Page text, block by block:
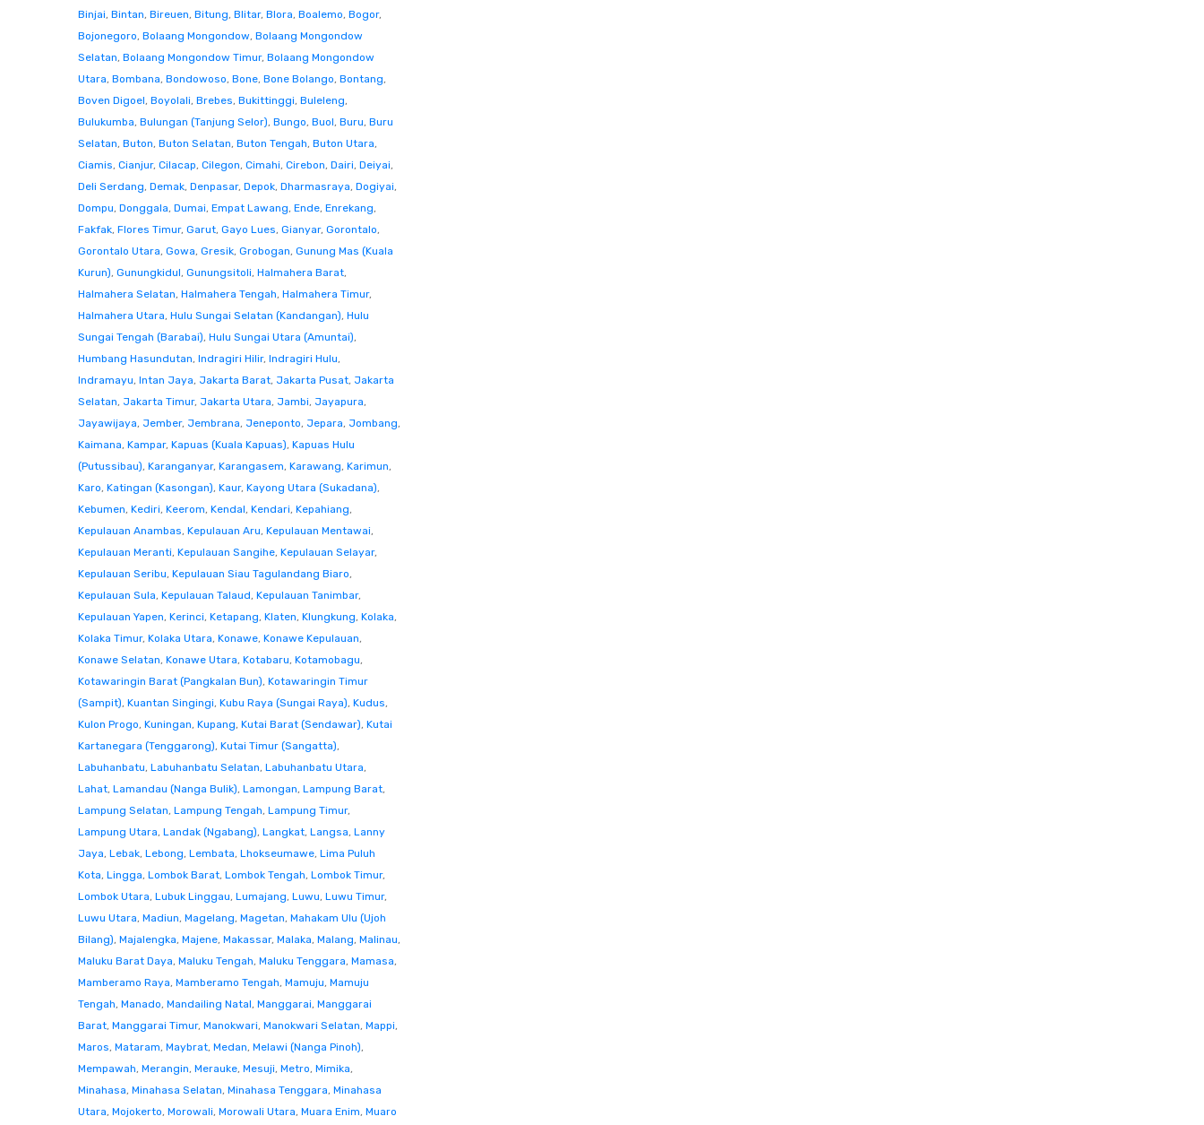
Binjai, Bintan, Bireuen, Bitung, Blitar, Blora, Boalemo, Bogor,
Bojonegoro, Bolaang Mongondow, Bolaang Mongondow
Selatan, Bolaang Mongondow Timur, Bolaang Mongondow
Utara, Bombana, Bondowoso, Bone, Bone Bolango, Bontang,
Boven Digoel, Boyolali, Brebes, Bukittinggi, Buleleng,
Bulukumba, Bulungan (Tanjung Selor), Bungo, Buol, Buru, Buru
Selatan, Buton, Buton Selatan, Buton Tengah, Buton Utara,
Ciamis, Cianjur, Cilacap, Cilegon, Cimahi, Cirebon, Dairi, Deiyai,
Deli Serdang, Demak, Denpasar, Depok, Dharmasraya, Dogiyai,
Dompu, Donggala, Dumai, Empat Lawang, Ende, Enrekang,
Fakfak, Flores Timur, Garut, Gayo Lues, Gianyar, Gorontalo,
Gorontalo Utara, Gowa, Gresik, Grobogan, Gunung Mas (Kuala
Kurun), Gunungkidul, Gunungsitoli, Halmahera Barat,
Halmahera Selatan, Halmahera Tengah, Halmahera Timur,
Halmahera Utara, Hulu Sungai Selatan (Kandangan), Hulu
Sungai Tengah (Barabai), Hulu Sungai Utara (Amuntai),
Humbang Hasundutan, Indragiri Hilir, Indragiri Hulu,
Indramayu, Intan Jaya, Jakarta Barat, Jakarta Pusat, Jakarta
Selatan, Jakarta Timur, Jakarta Utara, Jambi, Jayapura,
Jayawijaya, Jember, Jembrana, Jeneponto, Jepara, Jombang,
Kaimana, Kampar, Kapuas (Kuala Kapuas), Kapuas Hulu
(Putussibau), Karanganyar, Karangasem, Karawang, Karimun,
Karo, Katingan (Kasongan), Kaur, Kayong Utara (Sukadana),
Kebumen, Kediri, Keerom, Kendal, Kendari, Kepahiang,
Kepulauan Anambas, Kepulauan Aru, Kepulauan Mentawai,
Kepulauan Meranti, Kepulauan Sangihe, Kepulauan Selayar,
Kepulauan Seribu, Kepulauan Siau Tagulandang Biaro,
Kepulauan Sula, Kepulauan Talaud, Kepulauan Tanimbar,
Kepulauan Yapen, Kerinci, Ketapang, Klaten, Klungkung, Kolaka,
Kolaka Timur, Kolaka Utara, Konawe, Konawe Kepulauan,
Konawe Selatan, Konawe Utara, Kotabaru, Kotamobagu,
Kotawaringin Barat (Pangkalan Bun), Kotawaringin Timur
(Sampit), Kuantan Singingi, Kubu Raya (Sungai Raya), Kudus,
Kulon Progo, Kuningan, Kupang, Kutai Barat (Sendawar), Kutai
Kartanegara (Tenggarong), Kutai Timur (Sangatta),
Labuhanbatu, Labuhanbatu Selatan, Labuhanbatu Utara,
Lahat, Lamandau (Nanga Bulik), Lamongan, Lampung Barat,
Lampung Selatan, Lampung Tengah, Lampung Timur,
Lampung Utara, Landak (Ngabang), Langkat, Langsa, Lanny
Jaya, Lebak, Lebong, Lembata, Lhokseumawe, Lima Puluh
Kota, Lingga, Lombok Barat, Lombok Tengah, Lombok Timur,
Lombok Utara, Lubuk Linggau, Lumajang, Luwu, Luwu Timur,
Luwu Utara, Madiun, Magelang, Magetan, Mahakam Ulu (Ujoh
Bilang), Majalengka, Majene, Makassar, Malaka, Malang, Malinau,
Maluku Barat Daya, Maluku Tengah, Maluku Tenggara, Mamasa,
Mamberamo Raya, Mamberamo Tengah, Mamuju, Mamuju
Tengah, Manado, Mandailing Natal, Manggarai, Manggarai
Barat, Manggarai Timur, Manokwari, Manokwari Selatan, Mappi,
Maros, Mataram, Maybrat, Medan, Melawi (Nanga Pinoh),
Mempawah, Merangin, Merauke, Mesuji, Metro, Mimika,
Minahasa, Minahasa Selatan, Minahasa Tenggara, Minahasa
Utara, Mojokerto, Morowali, Morowali Utara, Muara Enim, Muaro